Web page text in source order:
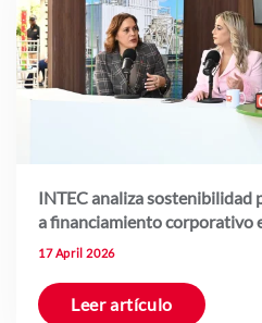
INTEC analiza sostenibilidad
a financiamiento corporativo
17 April 2026
Leer artículo